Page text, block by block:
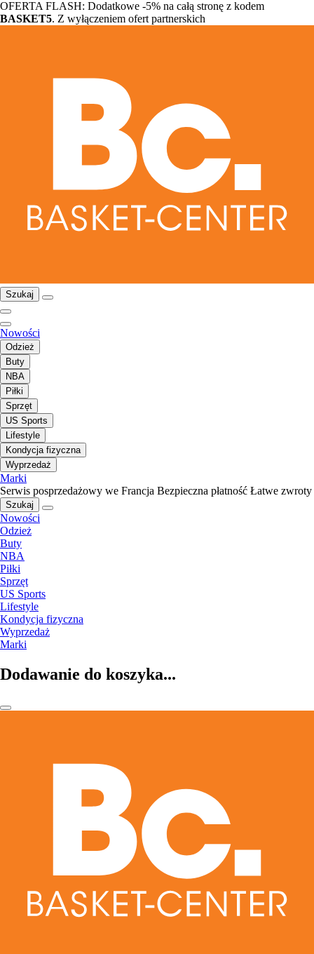
OFERTA FLASH: Dodatkowe -5% na całą stronę z kodem
BASKET5. Z wyłączeniem ofert partnerskich
Szukaj
Nowości
Odzież
Buty
NBA
Piłki
Sprzęt
US Sports
Lifestyle
Kondycja fizyczna
Wyprzedaż
Marki
Serwis posprzedażowy we Francja Bezpieczna płatność Łatwe zwroty
Szukaj
Nowości
Odzież
Buty
NBA
Piłki
Sprzęt
US Sports
Lifestyle
Kondycja fizyczna
Wyprzedaż
Marki
Dodawanie do koszyka...